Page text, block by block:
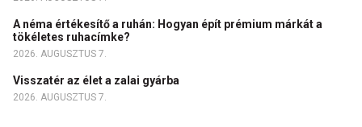
A néma értékesítő a ruhán: Hogyan épít prémium márkát a
tökéletes ruhacímke?
2026. AUGUSZTUS 7.
Visszatér az élet a zalai gyárba
2026. AUGUSZTUS 7.